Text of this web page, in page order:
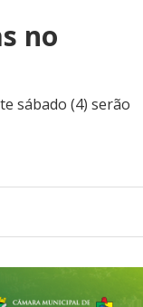
no
sábado (4) serão